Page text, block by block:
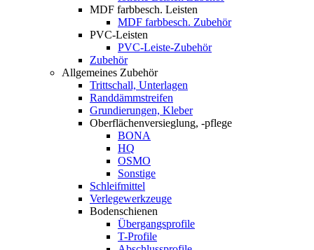
MDF farbbesch. Leisten
MDF farbbesch. Zubehör
PVC-Leisten
PVC-Leiste-Zubehör
Zubehör
Allgemeines Zubehör
Trittschall, Unterlagen
Randdämmstreifen
Grundierungen, Kleber
Oberflächenversieglung, -pflege
BONA
HQ
OSMO
Sonstige
Schleifmittel
Verlegewerkzeuge
Bodenschienen
Übergangsprofile
T-Profile